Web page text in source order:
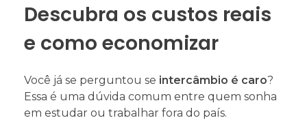
Descubra os custos reais
e como economizar
Você já se perguntou se intercâmbio é caro?
Essa é uma dúvida comum entre quem sonha
em estudar ou trabalhar fora do país.